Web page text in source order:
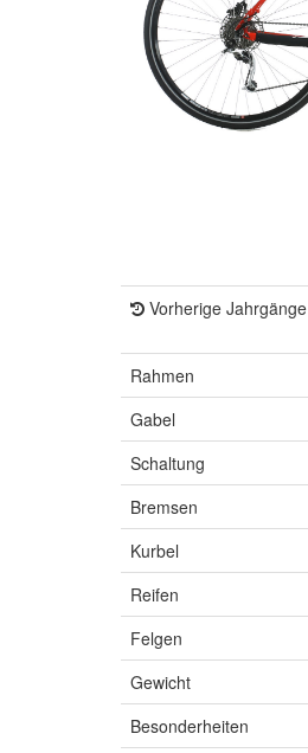
Vorherige Jahrgänge
Rahmen
Gabel
Schaltung
Bremsen
Kurbel
Reifen
Felgen
Gewicht
Besonderheiten